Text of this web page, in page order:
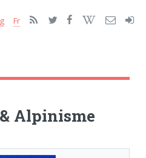
Fr
Alpinisme